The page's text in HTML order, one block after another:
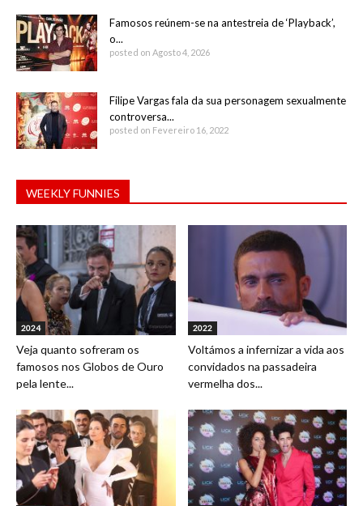
Famosos reúnem-se na antestreia de ‘Playback’,
o...
posted on Agosto 4, 2026
Filipe Vargas fala da sua personagem sexualmente
controversa...
posted on Fevereiro 16, 2022
WEEKLY FUNNIES
2024
Veja quanto sofreram os
famosos nos Globos de Ouro
pela lente...
2022
Voltámos a infernizar a vida aos
convidados na passadeira
vermelha dos...